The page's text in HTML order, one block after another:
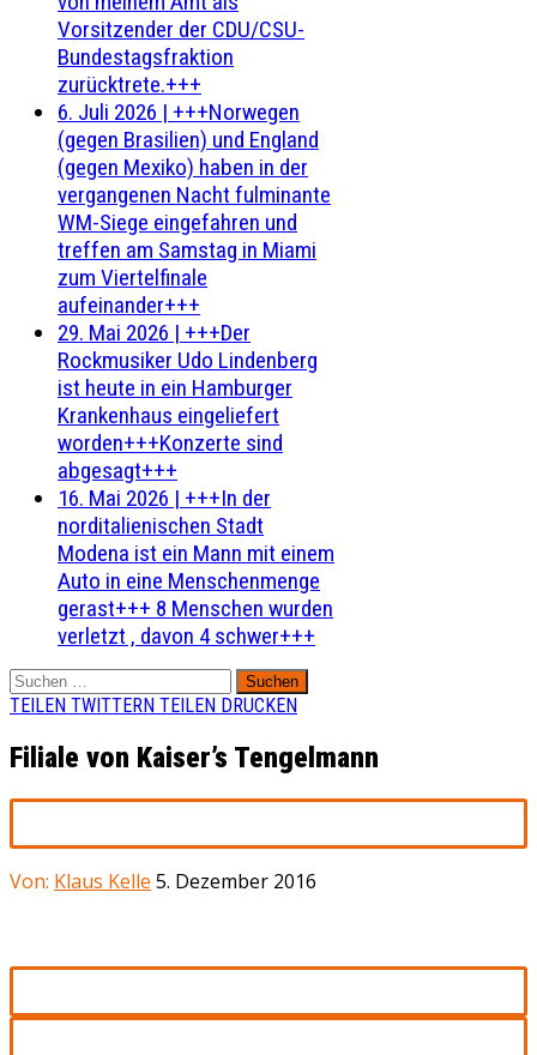
Vorsitzender der CDU/CSU-
Bundestagsfraktion
zurücktrete.+++
6. Juli 2026 | +++Norwegen
(gegen Brasilien) und England
(gegen Mexiko) haben in der
vergangenen Nacht fulminante
WM-Siege eingefahren und
treffen am Samstag in Miami
zum Viertelfinale
aufeinander+++
29. Mai 2026 | +++Der
Rockmusiker Udo Lindenberg
ist heute in ein Hamburger
Krankenhaus eingeliefert
worden+++Konzerte sind
abgesagt+++
16. Mai 2026 | +++In der
norditalienischen Stadt
Modena ist ein Mann mit einem
Auto in eine Menschenmenge
gerast+++ 8 Menschen wurden
verletzt , davon 4 schwer+++
Suchen
nach:
TEILEN TWITTERN TEILEN DRUCKEN
Filiale von Kaiser’s Tengelmann
Von: Klaus Kelle 5. Dezember 2016